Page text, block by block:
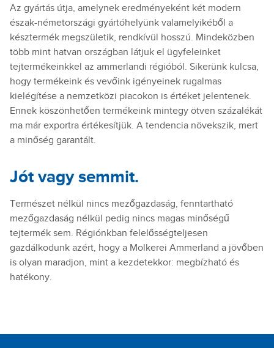
Az gyártás útja, amelynek eredményeként két modern
észak-németországi gyártóhelyünk valamelyikéből a
késztermék megszületik, rendkívül hosszú. Mindeközben
több mint hatvan országban látjuk el ügyfeleinket
tejtermékeinkkel az ammerlandi régióból. Sikerünk kulcsa,
hogy termékeink és vevőink igényeinek rugalmas
kielégítése a nemzetközi piacokon is értéket jelentenek.
Ennek köszönhetően termékeink mintegy ötven százalékát
ma már exportra értékesítjük. A tendencia növekszik, mert
a minőség garantált.
Jót vagy semmit.
Természet nélkül nincs mezőgazdaság, fenntartható
mezőgazdaság nélkül pedig nincs magas minőségű
tejtermék sem. Régiónkban felelősségteljesen
gazdálkodunk azért, hogy a Molkerei Ammerland a jövőben
is olyan maradjon, mint a kezdetekkor: megbízható és
hatékony.